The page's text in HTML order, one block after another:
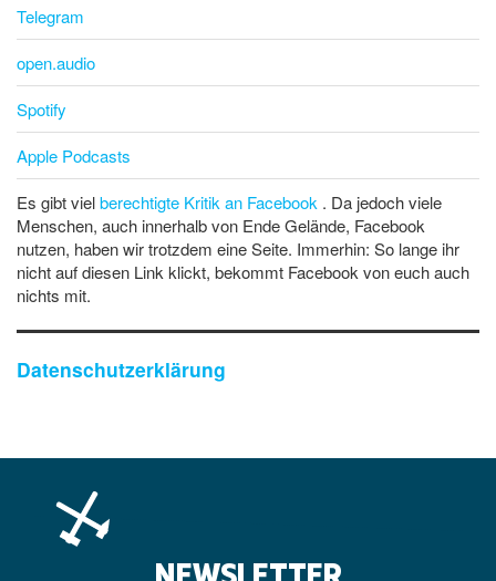
Telegram
open.audio
Spotify
Apple Podcasts
Es gibt vielberechtigte Kritik an Facebook . Da jedoch viele
Menschen, auch innerhalb von Ende Gelände, Facebook
nutzen, haben wir trotzdem eine Seite. Immerhin: So lange ihr
nicht auf diesen Link klickt, bekommt Facebook von euch auch
nichts mit.
Datenschutzerklärung